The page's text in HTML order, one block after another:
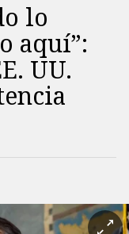
lo
aquí”:
UU.